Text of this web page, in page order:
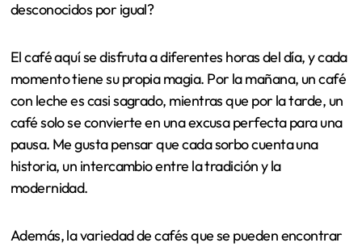
desconocidos por igual?
El café aquí se disfruta a diferentes horas del día, y cada
momento tiene su propia magia. Por la mañana, un café
con leche es casi sagrado, mientras que por la tarde, un
café solo se convierte en una excusa perfecta para una
pausa. Me gusta pensar que cada sorbo cuenta una
historia, un intercambio entre la tradición y la
modernidad.
Además, la variedad de cafés que se pueden encontrar